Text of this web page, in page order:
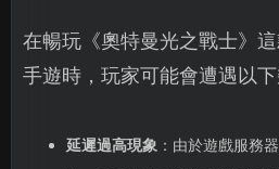
在暢玩《奧特曼光之戰士》
手遊時，玩家可能會遭遇以下
延遲過高現象：由於遊戲服務